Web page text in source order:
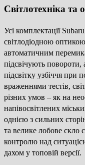
Світлотехніка та
Усі комплектації
світлодіодною
автоматичним
підсвічують повороти,
підсвітку узбіччя при
враженнями тестів,
різних умов – як на
напівосвітлених
однією з сильних
та велике лобове скло
контролю над
дахом у топовій версії.